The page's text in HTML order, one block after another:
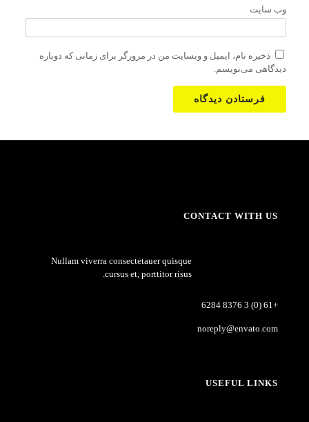
وب‌ سایت
ذخیره نام، ایمیل و وبسایت من در مرورگر برای زمانی که دوباره
دیدگاهی می‌نویسم.
CONTACT WITH US
Nullam viverra consectetauer quisque
cursus et, porttitor risus.
+61 (0) 3 8376 6284
noreply@envato.com
USEFUL LINKS